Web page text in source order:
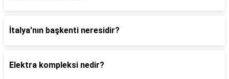
İtalya'nın başkenti neresidir?
Elektra kompleksi nedir?